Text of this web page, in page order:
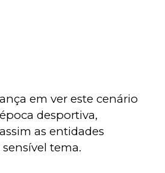
em ver este cenário
desportiva,
as entidades
tema.